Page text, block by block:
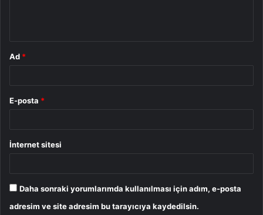
Ad *
E-posta *
İnternet sitesi
Daha sonraki yorumlarımda kullanılması için adım, e-posta
adresim ve site adresim bu tarayıcıya kaydedilsin.